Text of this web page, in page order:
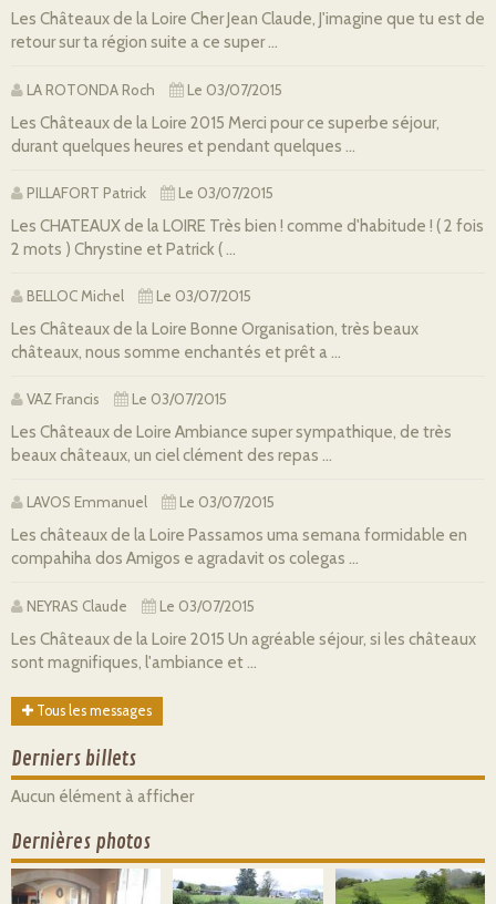
Les Châteaux de la Loire Cher Jean Claude, J'imagine que tu est de
retour sur ta région suite a ce super ...
LA ROTONDA Roch Le 03/07/2015
Les Châteaux de la Loire 2015 Merci pour ce superbe séjour,
durant quelques heures et pendant quelques ...
PILLAFORT Patrick Le 03/07/2015
Les CHATEAUX de la LOIRE Très bien ! comme d'habitude ! ( 2 fois
2 mots ) Chrystine et Patrick ( ...
BELLOC Michel Le 03/07/2015
Les Châteaux de la Loire Bonne Organisation, très beaux
châteaux, nous somme enchantés et prêt a ...
VAZ Francis Le 03/07/2015
Les Châteaux de Loire Ambiance super sympathique, de très
beaux châteaux, un ciel clément des repas ...
LAVOS Emmanuel Le 03/07/2015
Les châteaux de la Loire Passamos uma semana formidable en
compahiha dos Amigos e agradavit os colegas ...
NEYRAS Claude Le 03/07/2015
Les Châteaux de la Loire 2015 Un agréable séjour, si les châteaux
sont magnifiques, l'ambiance et ...
Tous les messages
Derniers billets
Aucun élément à afficher
Dernières photos